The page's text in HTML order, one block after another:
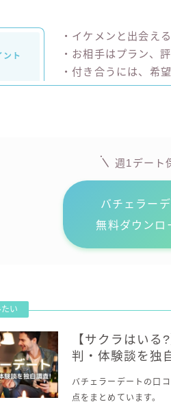
ント
・イケメンと出会え
・お相手はプラン、
・付き合うには、希
週1デート
バチェラー
無料ダウンロ
【サクラはい
判・体験談を独
バチェラーデートの口
点をまとめています。